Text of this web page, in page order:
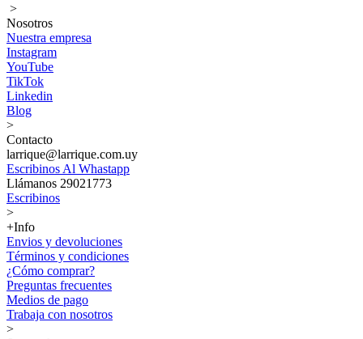
>
Nosotros
Nuestra empresa
Instagram
YouTube
TikTok
Linkedin
Blog
>
Contacto
larrique@larrique.com.uy
Escribinos Al Whastapp
Llámanos 29021773
Escribinos
>
+Info
Envios y devoluciones
Términos y condiciones
¿Cómo comprar?
Preguntas frecuentes
Medios de pago
Trabaja con nosotros
>